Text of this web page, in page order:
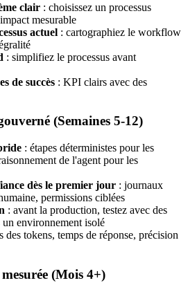
clair : choisissez un processus
mesurable
actuel : cartographiez le workflow
: simplifiez le processus avant
de succès : KPI clairs avec des
(Semaines 5-12)
: étapes déterministes pour les
de l'agent pour les
dès le premier jour : journaux
permissions ciblées
: avant la production, testez avec des
un environnement isolé
des tokens, temps de réponse, précision
(Mois 4+)